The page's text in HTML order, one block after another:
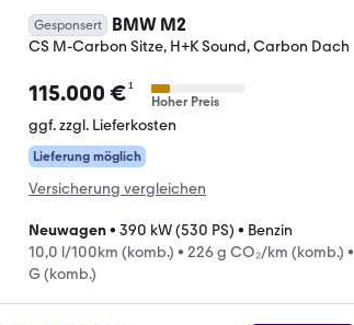
Gesponsert BMW M2
CS M-Carbon Sitze, H+K Sound, Carbon Dach
115.000 €¹
Hoher Preis
ggf. zzgl. Lieferkosten
Lieferung möglich
Versicherung vergleichen
Neuwagen• 390 kW (530 PS) • Benzin
10,0 l/100km (komb.) • 226 g CO₂/km (komb.) •
G (komb.)